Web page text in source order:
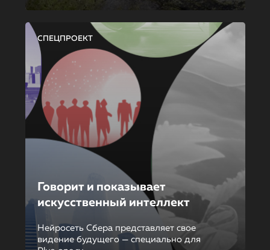
СПЕЦПРОЕКТ
Говорит и показывает
искусственный интеллект
Нейросеть Сбера представляет свое
видение будущего — специально для